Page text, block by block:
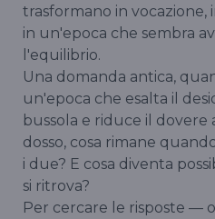
trasformano in vocazione,
in un'epoca che sembra
l'equilibrio.
Una domanda antica,
un'epoca che esalta il
bussola e riduce il dovere
dosso, cosa rimane
i due? E cosa diventa
si ritrova?
Per cercare le risposte —